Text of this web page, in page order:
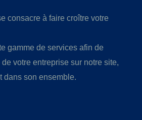
consacre à faire croître votre
gamme de services afin de
votre entreprise sur notre site,
dans son ensemble.